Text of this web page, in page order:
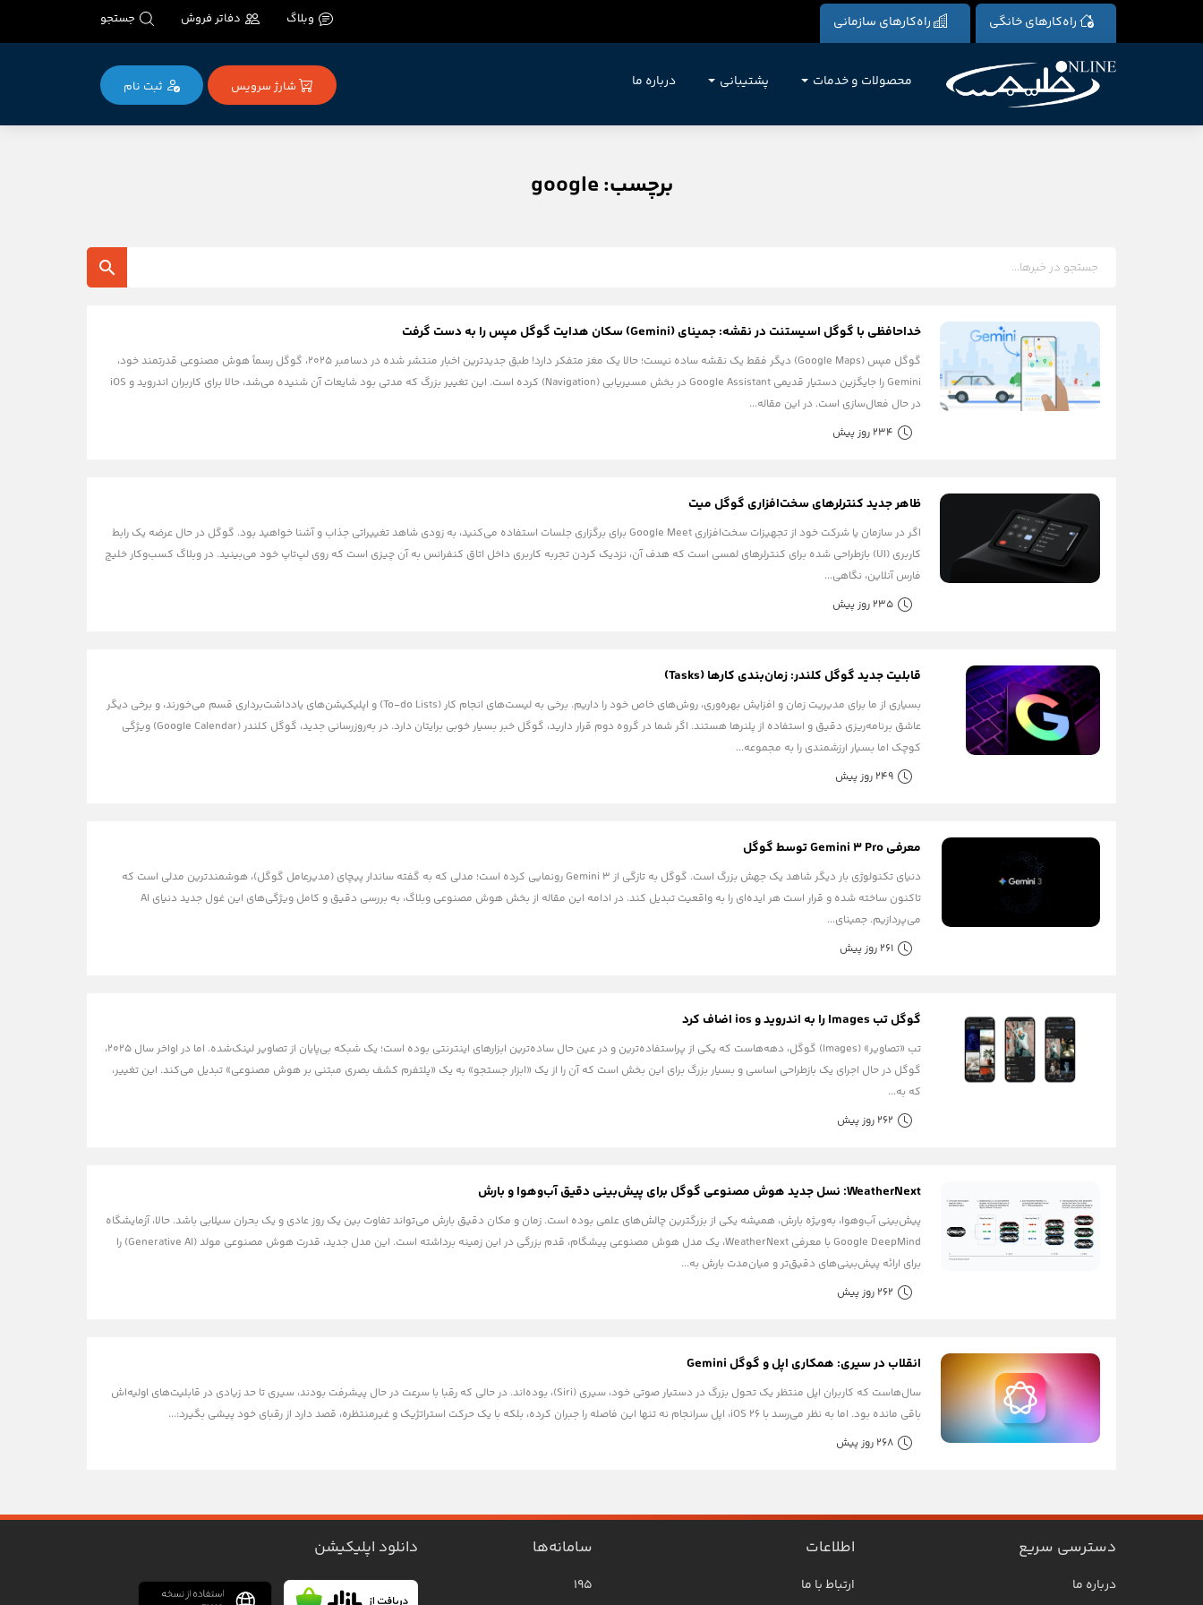
راه‌کارهای خانگی راه‌کارهای سازمانی وبلاگ دفاتر فروش جستجو
محصولات و خدمات پشتیبانی درباره ما شارژ سرویس ثبت‌ نام
برچسب: google
خداحافظی با گوگل اسیستنت در نقشه: جمینای (Gemini) سکان هدایت گوگل مپس را به دست گرفت
گوگل مپس (Google Maps) دیگر فقط یک نقشه ساده نیست؛ حالا یک مغز متفکر دارد! طبق جدیدترین اخبار منتشر شده در دسامبر ۲۰۲۵، گوگل رسماً هوش مصنوعی قدرتمند خود،
Gemini را جایگزین دستیار قدیمی Google Assistant در بخش مسیریابی (Navigation) کرده است. این تغییر بزرگ که مدتی بود شایعات آن شنیده می‌شد، حالا برای کاربران اندروید و iOS
در حال فعال‌سازی است. در این مقاله...
234 روز پیش
ظاهر جدید کنترلرهای سخت‌افزاری گوگل میت
اگر در سازمان یا شرکت خود از تجهیزات سخت‌افزاری Google Meet برای برگزاری جلسات استفاده می‌کنید، به زودی شاهد تغییراتی جذاب و آشنا خواهید بود. گوگل در حال عرضه یک رابط
کاربری (UI) بازطراحی شده برای کنترلرهای لمسی است که هدف آن، نزدیک کردن تجربه کاربری داخل اتاق کنفرانس به آن چیزی است که روی لپ‌تاپ خود می‌بینید. در وبلاگ کسب‌وکار خلیج
فارس آنلاین، نگاهی...
235 روز پیش
قابلیت جدید گوگل کلندر: زمان‌بندی کارها (Tasks)
بسیاری از ما برای مدیریت زمان و افزایش بهره‌وری، روش‌های خاص خود را داریم. برخی به لیست‌های انجام کار (To-do Lists) و اپلیکیشن‌های یادداشت‌برداری قسم می‌خورند، و برخی دیگر
عاشق برنامه‌ریزی دقیق و استفاده از پلنرها هستند. اگر شما در گروه دوم قرار دارید، گوگل خبر بسیار خوبی برایتان دارد. در به‌روزرسانی جدید، گوگل کلندر (Google Calendar) ویژگی
کوچک اما بسیار ارزشمندی را به مجموعه...
249 روز پیش
معرفی Gemini 3 Pro توسط گوگل
دنیای تکنولوژی بار دیگر شاهد یک جهش بزرگ است. گوگل به تازگی از Gemini 3 رونمایی کرده است؛ مدلی که به گفته ساندار پیچای (مدیرعامل گوگل)، هوشمندترین مدلی است که
تاکنون ساخته شده و قرار است هر ایده‌ای را به واقعیت تبدیل کند. در ادامه این مقاله از بخش هوش مصنوعی وبلاگ، به بررسی دقیق و کامل ویژگی‌های این غول جدید دنیای AI
می‌پردازیم. جمینای...
261 روز پیش
گوگل تب Images را به اندروید و ios اضاف کرد
تب «تصاویر» (Images) گوگل، دهه‌هاست که یکی از پراستفاده‌ترین و در عین حال ساده‌ترین ابزارهای اینترنتی بوده است؛ یک شبکه بی‌پایان از تصاویر لینک‌شده. اما در اواخر سال ۲۰۲۵،
گوگل در حال اجرای یک بازطراحی اساسی و بسیار بزرگ برای این بخش است که آن را از یک «ابزار جستجو» به یک «پلتفرم کشف بصری مبتنی بر هوش مصنوعی» تبدیل می‌کند. این تغییر،
که به...
262 روز پیش
WeatherNext: نسل جدید هوش مصنوعی گوگل برای پیش‌بینی دقیق آب‌وهوا و بارش
پیش‌بینی آب‌وهوا، به‌ویژه بارش، همیشه یکی از بزرگترین چالش‌های علمی بوده است. زمان و مکان دقیق بارش می‌تواند تفاوت بین یک روز عادی و یک بحران سیلابی باشد. حالا، آزمایشگاه
Google DeepMind با معرفی WeatherNext، یک مدل هوش مصنوعی پیشگام، قدم بزرگی در این زمینه برداشته است. این مدل جدید، قدرت هوش مصنوعی مولد (Generative AI) را
برای ارائه پیش‌بینی‌های دقیق‌تر و میان‌مدت بارش به...
262 روز پیش
انقلاب در سیری: همکاری اپل و گوگل Gemini
سال‌هاست که کاربران اپل منتظر یک تحول بزرگ در دستیار صوتی خود، سیری (Siri)، بوده‌اند. در حالی که رقبا با سرعت در حال پیشرفت بودند، سیری تا حد زیادی در قابلیت‌های اولیه‌اش
باقی مانده بود. اما به نظر می‌رسد با iOS 26، اپل سرانجام نه تنها این فاصله را جبران کرده، بلکه با یک حرکت استراتژیک و غیرمنتظره، قصد دارد از رقبای خود پیشی بگیرد:...
268 روز پیش
دسترسی سریع
درباره ما
اطلاعات
ارتباط با ما
سامانه‌ها
۱۹۵
دانلود اپلیکیشن